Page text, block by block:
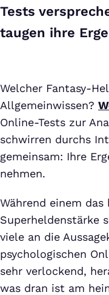
Tests
taugen ihre
Welcher Fantasy-
Allgemeinwissen?
Online-Tests zur
schwirren durchs
gemeinsam: Ihre
nehmen.
Während einem das
Superheldenstärke
viele an die
psychologischen
sehr verlockend,
was dran ist am